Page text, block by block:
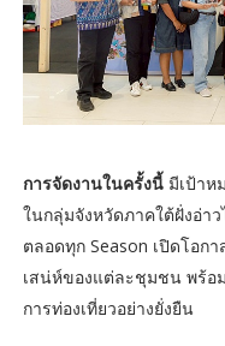
การจัดงานในครั้งนี้ มีเป้าห
ในกลุ่มจังหวัดภาคใต้ฝั่งอ่า
ตลอดทุก Season เปิดโอก
เสน่ห์ของแต่ละชุมชน พร้อ
การท่องเที่ยวอย่างยั่งยืน